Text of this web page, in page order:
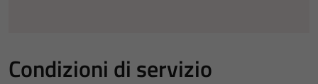
Condizioni di servizio